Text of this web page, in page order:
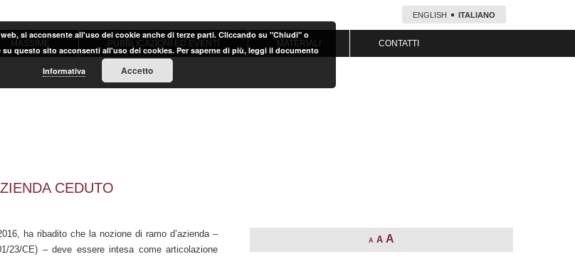
ENGLISH ITALIANO
MASSIME PUBBLICAZIONI ED EVENTI MATERIALI CONTATTI
CEDUTO
ha ribadito che la nozione di ramo d’azienda –
23/CE) – deve essere intesa come articolazione
A A A
si acconsente all'uso dei cookie anche di terze parti. Cliccando su "Chiudi" o
questo sito acconsenti all'uso dei cookies. Per saperne di più, leggi il documento
Informativa
Accetto